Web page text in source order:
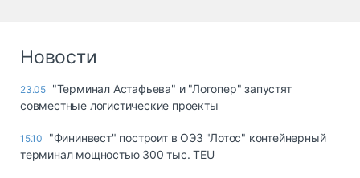
опасные грузы
страхование
Новости
23.05 "Терминал Астафьева" и "Логопер" запустят
совместные логистические проекты
15.10
"Фининвест" построит в ОЭЗ "Лотос" контейнерный
терминал мощностью 300 тыс. TEU